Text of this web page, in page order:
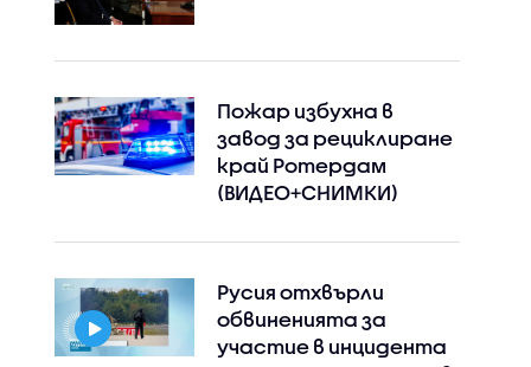
Пожар избухна в
завод за рециклиране
край Ротердам
(ВИДЕО+СНИМКИ)
Русия отхвърли
обвиненията за
участие в инцидента